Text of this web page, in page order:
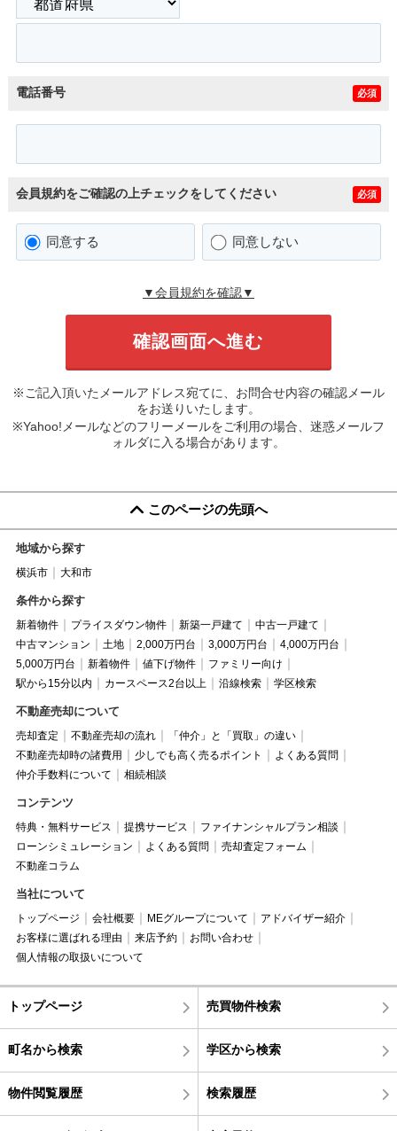
電話番号 必須
会員規約をご確認の上チェックをしてください 必須
同意する 同意しない
▼会員規約を確認▼
※ご記入頂いたメールアドレス宛てに、お問合せ内容の確認メール
をお送りいたします。
※Yahoo!メールなどのフリーメールをご利用の場合、迷惑メールフ
ォルダに入る場合があります。
このページの先頭へ
地域から探す
横浜市 大和市
条件から探す
新着物件 プライスダウン物件 新築一戸建て
中古一戸建て
中古マンション
土地 2,000万円台 3,000万円台
4,000万円台
5,000万円台
新着物件 値下げ物件
ファミリー向け
駅から15分以内
カースペース2台以上 沿線検索 学区検索
不動産売却について
売却査定 不動産売却の流れ
「仲介」と「買取」の違い
不動産売却時の諸費用
少しでも高く売るポイント
よくある質問
仲介手数料について
相続相談
コンテンツ
特典・無料サービス 提携サービス
ファイナンシャルプラン相談
ローンシミュレーション
よくある質問
売却査定フォーム
不動産コラム
当社について
トップページ 会社概要 MEグループについて
アドバイザー紹介
お客様に選ばれる理由
来店予約
お問い合わせ
個人情報の取扱いについて
トップページ 売買物件検索
町名から検索 学区から検索
物件閲覧履歴 検索履歴